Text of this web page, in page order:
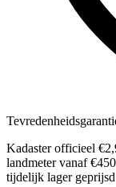
Kadaster officieel
landmetervanaf €450
tijdelijk lager geprijsd